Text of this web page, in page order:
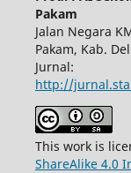
Pakam
Jalan Negara
Pakam, Kab.
Jurnal:
http://
This work is
ShareAlike 4.0